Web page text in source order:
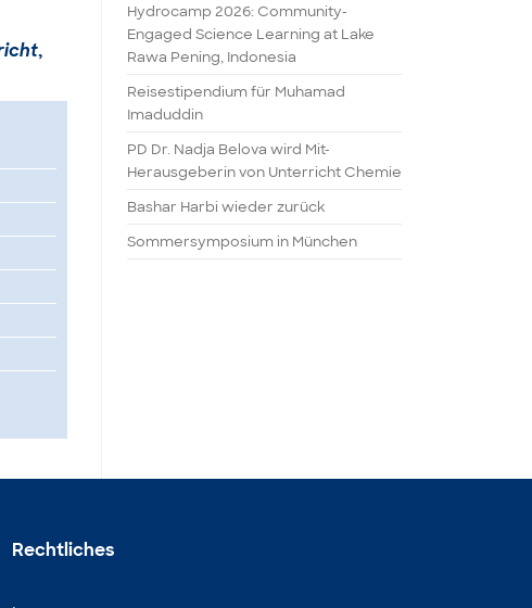
,
Hydrocamp 2026: Community-
Engaged Science Learning at Lake
Rawa Pening, Indonesia
Reisestipendium für Muhamad
Imaduddin
PD Dr. Nadja Belova wird Mit-
Herausgeberin von Unterricht Chemie
Bashar Harbi wieder zurück
Sommersymposium in München
Rechtliches